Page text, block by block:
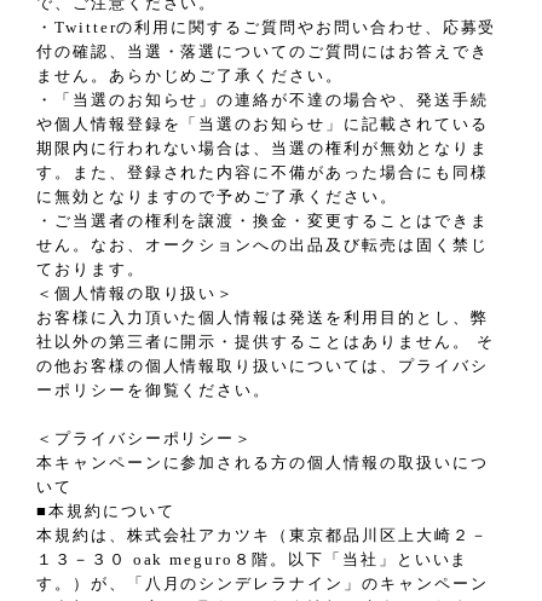
・Twitterの利用に関するご質問やお問い合わせ、応募受
付の確認、当選・落選についてのご質問にはお答えでき
ません。あらかじめご了承ください。
・「当選のお知らせ」の連絡が不達の場合や、発送手続
や個人情報登録を「当選のお知らせ」に記載されている
期限内に行われない場合は、当選の権利が無効となりま
す。また、登録された内容に不備があった場合にも同様
に無効となりますので予めご了承ください。
・ご当選者の権利を譲渡・換金・変更することはできま
せん。なお、オークションへの出品及び転売は固く禁じ
ております。
＜個人情報の取り扱い＞
お客様に入力頂いた個人情報は発送を利用目的とし、弊
社以外の第三者に開示・提供することはありません。 そ
の他お客様の個人情報取り扱いについては、プライバシ
ーポリシーを御覧ください。
＜プライバシーポリシー＞
本キャンペーンに参加される方の個人情報の取扱いにつ
いて
■本規約について
本規約は、株式会社アカツキ（東京都品川区上大崎２－
１３－３０ oak meguro８階。以下「当社」といいま
す。）が、「八月のシンデレラナイン」のキャンペーン